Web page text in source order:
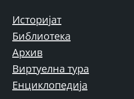
Историјат
Библиотека
Архив
Виртуелна тура
Енциклопедија